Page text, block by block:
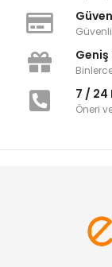
Geniş
7 / 24
Öneri